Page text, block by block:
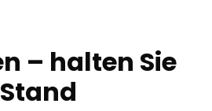
– halten Sie